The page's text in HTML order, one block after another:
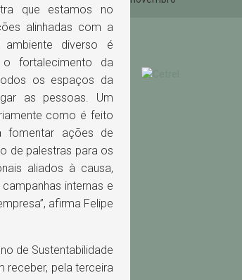
que estamos no
alinhadas com a
diverso é
fortalecimento da
os espaços da
as pessoas. Um
como é feito
fomentar ações de
de palestras para os
aliados à causa,
internas e
afirma Felipe
de Sustentabilidade
receber, pela terceira